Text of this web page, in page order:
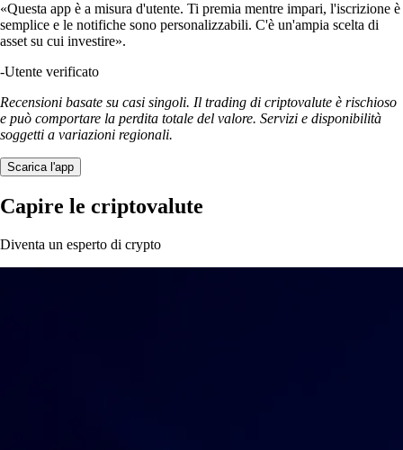
«Questa app è a misura d'utente. Ti premia mentre impari, l'iscrizione è
semplice e le notifiche sono personalizzabili. C'è un'ampia scelta di
asset su cui investire».
-Utente verificato
Recensioni basate su casi singoli. Il trading di criptovalute è rischioso
e può comportare la perdita totale del valore. Servizi e disponibilità
soggetti a variazioni regionali.
Scarica l'app
Capire le criptovalute
Diventa un esperto di crypto